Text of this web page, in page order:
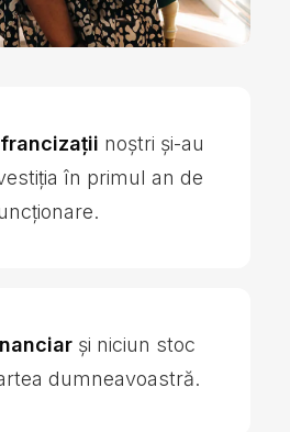
noștri și-au
în primul an de
și niciun stoc
dumneavoastră.